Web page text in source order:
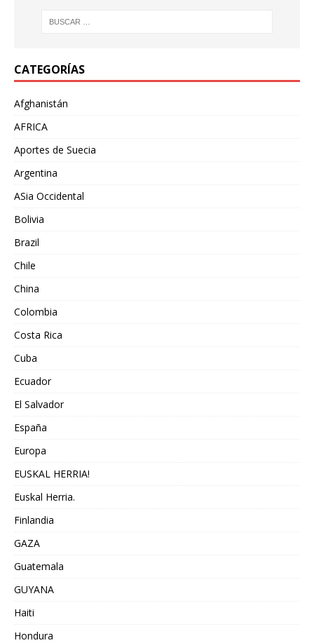
CATEGORÍAS
Afghanistán
AFRICA
Aportes de Suecia
Argentina
ASia Occidental
Bolivia
Brazil
Chile
China
Colombia
Costa Rica
Cuba
Ecuador
El Salvador
España
Europa
EUSKAL HERRIA!
Euskal Herria.
Finlandia
GAZA
Guatemala
GUYANA
Haiti
Hondura